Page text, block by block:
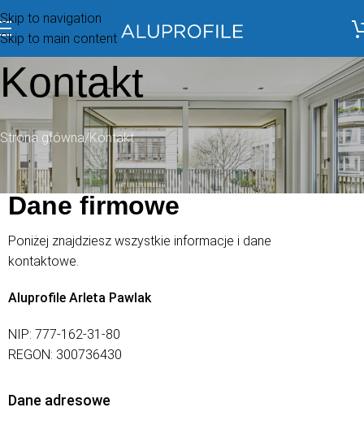
Skip to navigation
Skip to main content
Kontakt
Strona główna Kontakt
Dane firmowe
Poniżej znajdziesz wszystkie informacje i dane
kontaktowe.
Aluprofile Arleta Pawlak
NIP: 777-162-31-80
REGON: 300736430
Dane adresowe